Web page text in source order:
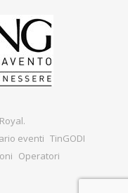
.
eventi TinGODI
Operatori